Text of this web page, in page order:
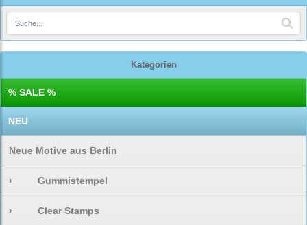
Kategorien
% SALE %
NEU
Neue Motive aus Berlin
› Gummistempel
› Clear Stamps